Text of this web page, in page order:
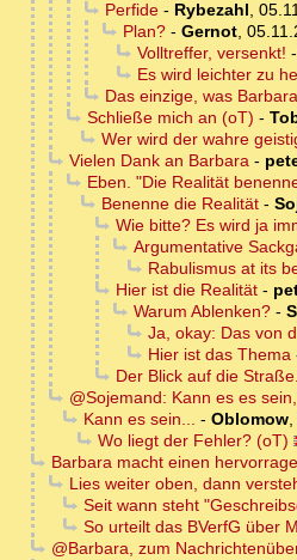
Perfide- Rybezahl,
Plan?- Gernot,
Volltreffer, versenkt! -
Es wird leichter zu
Das einzige, was
Schließe mich an (oT) -
Wer wird der wahre
Vielen Dank an Barbara-
Eben. "Die Realität
Benenne die Realität-
Wie bitte? Es wird ja
Argumentative
Rabulismus at its
Hier ist die Realität-
Warum Ablenken?-
Ja, okay: Das von
Hier ist das Thema
Der Blick auf die Straße.
@Sojemand: Kann es es
Kann es sein... - Oblomow,
Wo liegt der Fehler? (oT)
Barbara macht einen
Lies weiter oben, dann
Seit wann steht
So urteilt das BVerfG über
@Barbara, zum